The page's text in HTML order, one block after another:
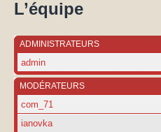
L’équipe
ADMINISTRATEURS
admin
MODÉRATEURS
com_71
ianovka